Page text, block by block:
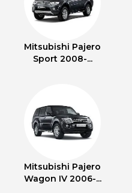
Mitsubishi Pajero
Sport 2008-...
Mitsubishi Pajero
Wagon IV 2006-...